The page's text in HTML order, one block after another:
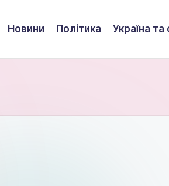
Новини Політика Україна та